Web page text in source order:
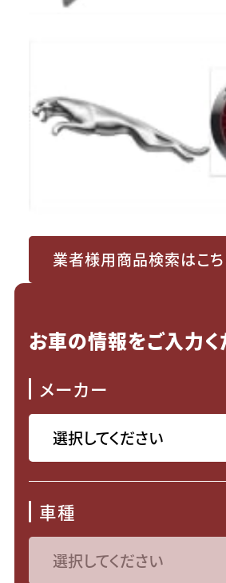
業者様用商品検索はこち
お車の情報をご入力く
メーカー
車種